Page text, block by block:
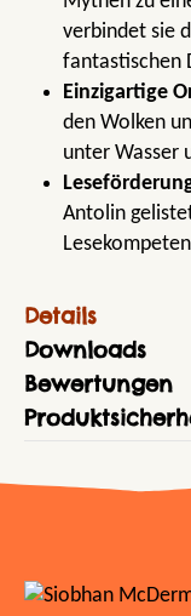
verbindet sie
fantastischen
Einzigartige
den Wolken
unter Wasser
Antolin
Details
Downloads
Bewertungen